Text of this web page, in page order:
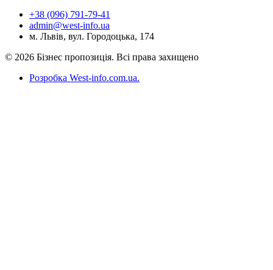
+38 (096) 791-79-41
admin@west-info.ua
м. Львів, вул. Городоцька, 174
© 2026 Бізнес пропозиція. Всі права захищено
Розробка West-info.com.ua.